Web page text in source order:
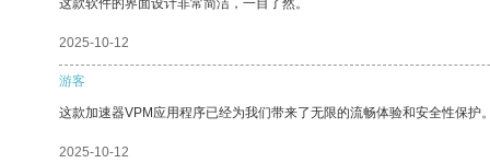
这款软件的界面设计非常简洁，一目了然。
2025-10-12
游客
这款加速器VPM应用程序已经为我们带来了无限的流畅体验和安全性保护
2025-10-12